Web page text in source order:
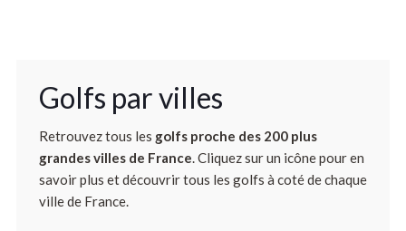
Golfs par villes
Retrouvez tous les golfs proche des 200 plus
grandes villes de France. Cliquez sur un icône pour en
savoir plus et découvrir tous les golfs à coté de chaque
ville de France.